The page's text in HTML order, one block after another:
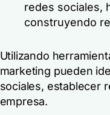
redes sociales,
construyendo
Utilizando
marketing pueden
sociales, establecer
empresa.